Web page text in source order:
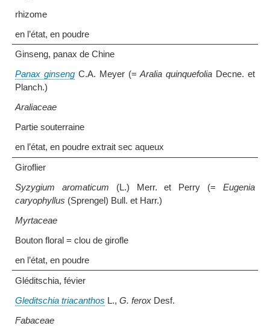
rhizome
en l’état, en poudre
Ginseng, panax de Chine
Panax ginseng C.A. Meyer (=Aralia quinquefolia Decne. et
Planch.)
Araliaceae
Partie souterraine
en l’état, en poudre extrait sec aqueux
Giroflier
Syzygium aromaticum (L.) Merr. et Perry (= Eugenia
caryophyllus (Sprengel) Bull. et Harr.)
Myrtaceae
Bouton floral = clou de girofle
en l’état, en poudre
Gléditschia, févier
Gleditschia triacanthos L.,G. ferox Desf.
Fabaceae